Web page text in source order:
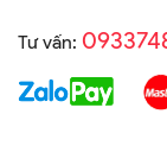
Tư vấn: